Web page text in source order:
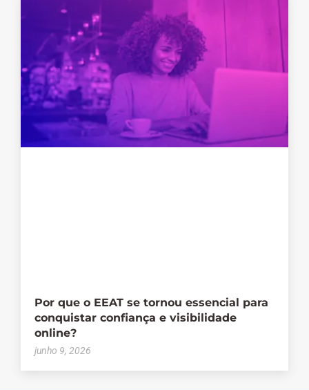
Por que o EEAT se tornou essencial para
conquistar confiança e visibilidade
online?
junho 9, 2026